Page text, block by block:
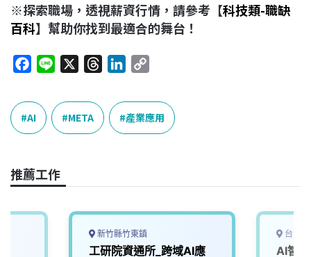
※探索職場，透視薪資行情，請參考【科技類-職缺
百科】幫助你找到最適合的舞台！
c
e
b
o
k
n
e
n
k
e
n
p
y
L
k
AI META 產業應用
推薦工作
新竹縣竹東鎮
工研院資通所_跨域AI應
台中
AI智